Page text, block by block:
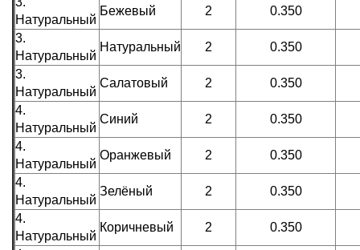
Натуральный
Бежевый 2
0.350
3.
Натуральный
Натуральный 2
0.350
3.
Натуральный
Салатовый 2
0.350
4.
Натуральный
Синий 2
0.350
4.
Натуральный
Оранжевый 2
0.350
4.
Натуральный
Зелёный 2
0.350
4.
Натуральный
Коричневый 2
0.350